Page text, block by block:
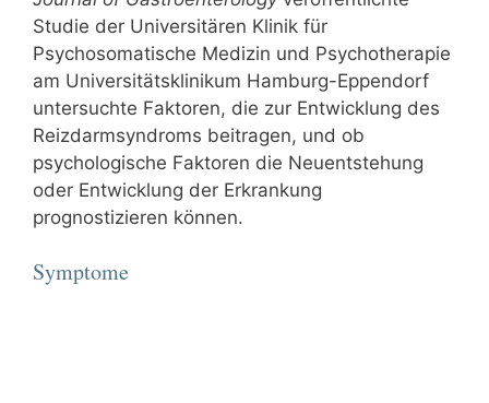
Studie der Universitären Klinik für
Psychosomatische Medizin und Psychotherapie
am Universitätsklinikum Hamburg-Eppendorf
untersuchte Faktoren, die zur Entwicklung des
Reizdarmsyndroms beitragen, und ob
psychologische Faktoren die Neuentstehung
oder Entwicklung der Erkrankung
prognostizieren können.
Symptome